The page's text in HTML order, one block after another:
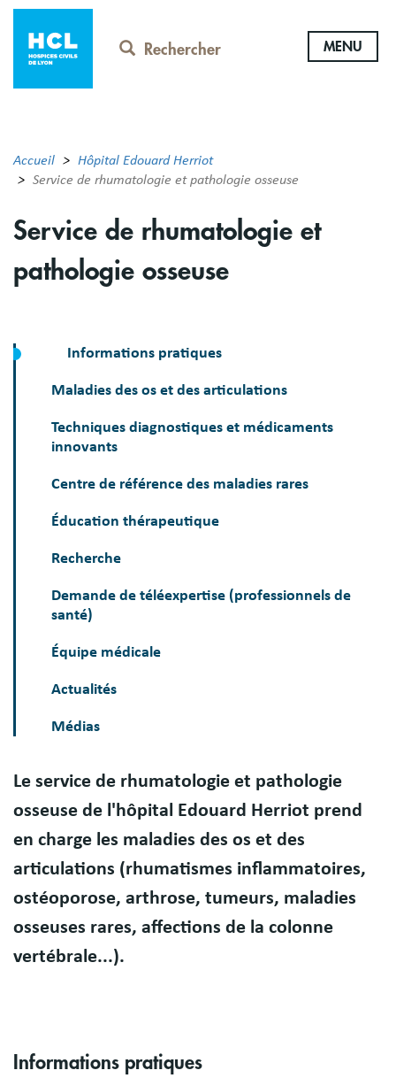
Aller
contenu
principal
Rechercher MENU
Accueil
Hôpital Edouard Herriot
Service de rhumatologie et pathologie osseuse
Service de rhumatologie et
pathologie osseuse
Informations pratiques
Maladies des os et des articulations
Techniques diagnostiques et médicaments
innovants
Centre de référence des maladies rares
Éducation thérapeutique
Recherche
Demande de téléexpertise (professionnels de
santé)
Équipe médicale
Actualités
Médias
Présentation
Le service de rhumatologie et pathologie
osseuse de l'hôpital Edouard Herriot prend
en charge les maladies des os et des
articulations (rhumatismes inflammatoires,
ostéoporose, arthrose, tumeurs, maladies
osseuses rares, affections de la colonne
vertébrale...).
Informations pratiques